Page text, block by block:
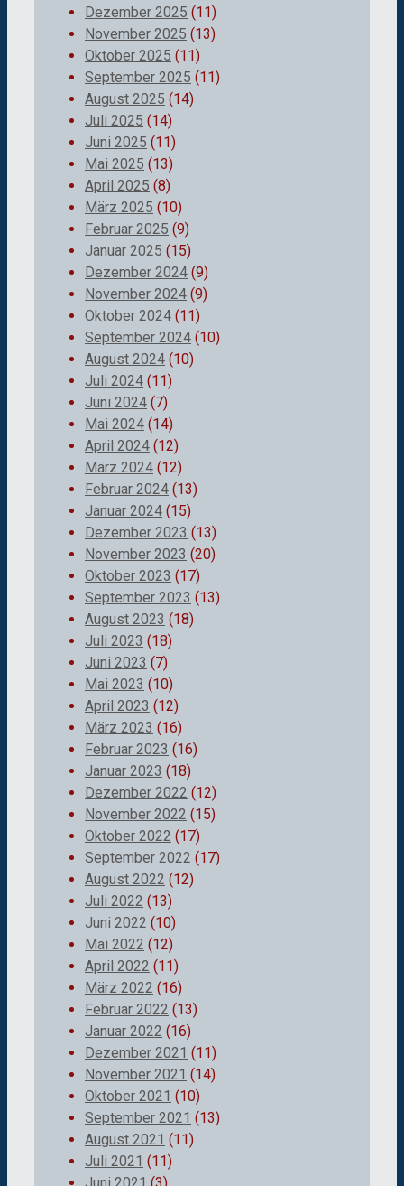
Dezember 2025 (11)
November 2025 (13)
Oktober 2025 (11)
September 2025 (11)
August 2025 (14)
Juli 2025 (14)
Juni 2025 (11)
Mai 2025 (13)
April 2025 (8)
März 2025 (10)
Februar 2025 (9)
Januar 2025 (15)
Dezember 2024 (9)
November 2024 (9)
Oktober 2024 (11)
September 2024 (10)
August 2024 (10)
Juli 2024 (11)
Juni 2024 (7)
Mai 2024 (14)
April 2024 (12)
März 2024 (12)
Februar 2024 (13)
Januar 2024 (15)
Dezember 2023 (13)
November 2023 (20)
Oktober 2023 (17)
September 2023 (13)
August 2023 (18)
Juli 2023 (18)
Juni 2023 (7)
Mai 2023 (10)
April 2023 (12)
März 2023 (16)
Februar 2023 (16)
Januar 2023 (18)
Dezember 2022 (12)
November 2022 (15)
Oktober 2022 (17)
September 2022 (17)
August 2022 (12)
Juli 2022 (13)
Juni 2022 (10)
Mai 2022 (12)
April 2022 (11)
März 2022 (16)
Februar 2022 (13)
Januar 2022 (16)
Dezember 2021 (11)
November 2021 (14)
Oktober 2021 (10)
September 2021 (13)
August 2021 (11)
Juli 2021 (11)
Juni 2021 (3)